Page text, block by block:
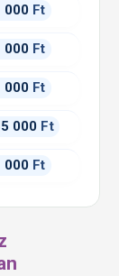
000 Ft
000 Ft
000 Ft
000 Ft
000 Ft